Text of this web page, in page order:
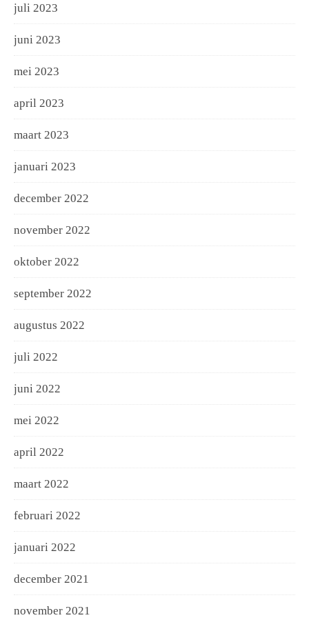
juli 2023
juni 2023
mei 2023
april 2023
maart 2023
januari 2023
december 2022
november 2022
oktober 2022
september 2022
augustus 2022
juli 2022
juni 2022
mei 2022
april 2022
maart 2022
februari 2022
januari 2022
december 2021
november 2021